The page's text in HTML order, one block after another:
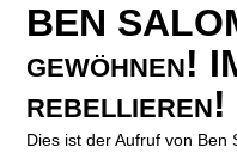
BEN
gewöhnen!
rebellieren!
Dies ist der Aufruf von Ben